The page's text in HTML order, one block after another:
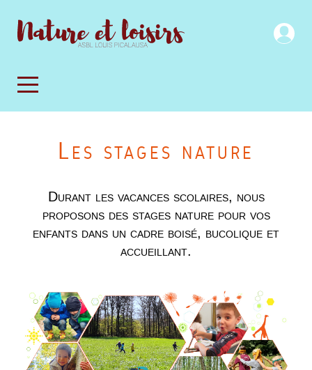
Les stages nature
Durant les vacances scolaires, nous
proposons des stages nature pour vos
enfants dans un cadre boisé, bucolique et
accueillant.